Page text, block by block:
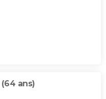
(64 ans)